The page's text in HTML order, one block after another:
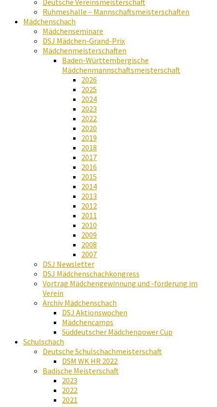
Deutsche Vereinsmeisterschaft
Ruhmeshalle – Mannschaftsmeisterschaften
Mädchenschach
Mädchenseminare
DSJ Mädchen-Grand-Prix
Mädchenmeisterschaften
Baden-Württembergische
Mädchenmannschaftsmeisterschaft
2026
2025
2024
2023
2022
2020
2019
2018
2017
2016
2015
2014
2013
2012
2011
2010
2009
2008
2007
DSJ Newsletter
DSJ Mädchenschachkongress
Vortrag Mädchengewinnung und -förderung im
Verein
Archiv Mädchenschach
DSJ Aktionswochen
Mädchencamps
Süddeutscher Mädchenpower Cup
Schulschach
Deutsche Schulschachmeisterschaft
DSM WK HR 2022
Badische Meisterschaft
2023
2022
2021